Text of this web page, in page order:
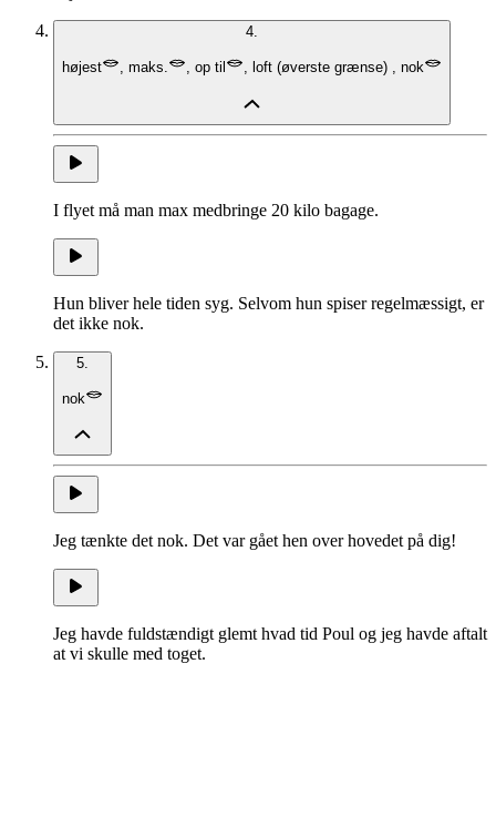
4.
højest , maks. , op til , loft (øverste grænse) , nok
I flyet må man max medbringe 20 kilo bagage.
Hun bliver hele tiden syg. Selvom hun spiser regelmæssigt, er
det ikke nok.
5.
nok
Jeg tænkte det nok. Det var gået hen over hovedet på dig!
Jeg havde fuldstændigt glemt hvad tid Poul og jeg havde aftalt
at vi skulle med toget.